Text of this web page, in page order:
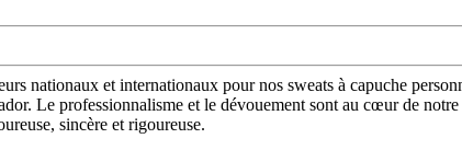
nationaux et internationaux pour nos sweats à capuche
Le professionnalisme et le dévouement sont au cœur de
sincère et rigoureuse.